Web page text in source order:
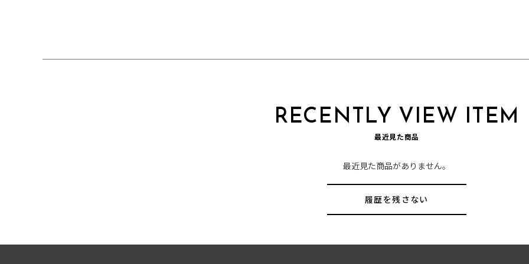
RECENTLY VIEW ITEM
最近見た商品
最近見た商品がありません。
履歴を残さない